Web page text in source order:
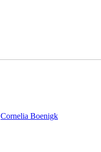
Cornelia Boenigk